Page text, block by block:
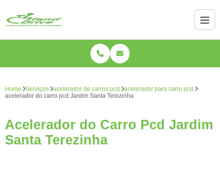
Home Serviços acelerador de carros pcd
acelerador para carro pcd
acelerador do carro pcd Jardim Santa Terezinha
Acelerador do Carro Pcd Jardim
Santa Terezinha